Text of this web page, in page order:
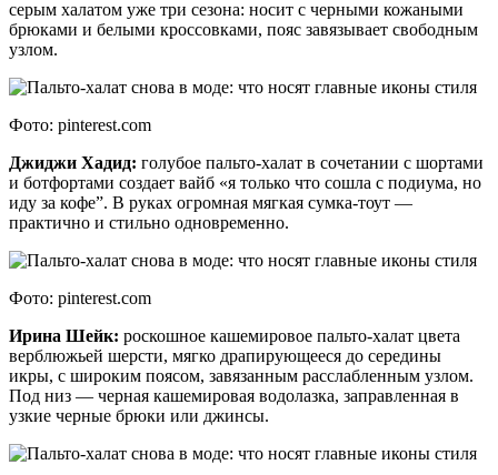
серым халатом уже три сезона: носит с черными кожаными
брюками и белыми кроссовками, пояс завязывает свободным
узлом.
Фото: pinterest.com
Джиджи Хадид: голубое пальто-халат в сочетании с шортами
и ботфортами создает вайб «я только что сошла с подиума, но
иду за кофе”. В руках огромная мягкая сумка-тоут —
практично и стильно одновременно.
Фото: pinterest.com
Ирина Шейк: роскошное кашемировое пальто-халат цвета
верблюжьей шерсти, мягко драпирующееся до середины
икры, с широким поясом, завязанным расслабленным узлом.
Под низ — черная кашемировая водолазка, заправленная в
узкие черные брюки или джинсы.